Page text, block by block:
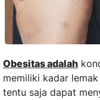
Obesitas adalah
memiliki kadar
tentu saja dapat